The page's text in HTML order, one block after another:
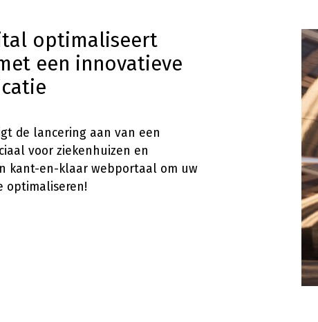
optimaliseert
een innovatieve
de lancering aan van een
voor ziekenhuizen en
kant-en-klaar webportaal om uw
optimaliseren!